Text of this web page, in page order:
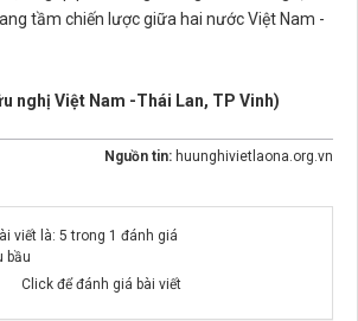
tầm chiến lược giữa hai nước Việt Nam -
nghị Việt Nam -Thái Lan, TP Vinh)
Nguồn tin: huunghivietlaona.org.vn
viết là: 5 trong 1 đánh giá
bầu
Click để đánh giá bài viết